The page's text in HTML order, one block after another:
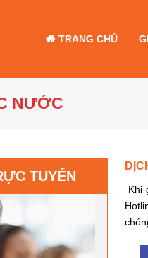
TRANG CHỦ
NƯỚC
Khi
TUYẾN